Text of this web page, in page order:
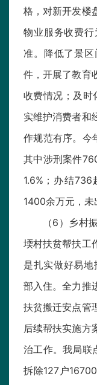
格，对新开发楼
物业服务收费
准。降低了景
件，开展了教育
收费情况；及时
实维护消费者和
作规范有序。今
其中涉刑案件
1.6%；办结
1400余万元，未
（6）乡村
堧村扶贫帮扶工
是扎实做好易
部入住。全力推
扶贫搬迁安点管
后续帮扶实施方
治工作。我局联
拆除127户